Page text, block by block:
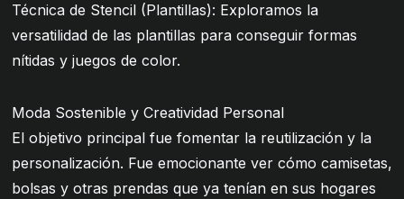
Técnica de Stencil (Plantillas): Exploramos la
versatilidad de las plantillas para conseguir formas
nítidas y juegos de color.
Moda Sostenible y Creatividad Personal
El objetivo principal fue fomentar la reutilización y la
personalización. Fue emocionante ver cómo camisetas,
bolsas y otras prendas que ya tenían en sus hogares